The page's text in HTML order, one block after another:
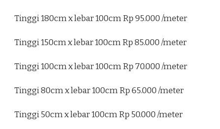
Tinggi 180cm x lebar 100cm Rp 95.000 /meter
Tinggi 150cm x lebar 100cm Rp 85.000 /meter
Tinggi 100cm x lebar 100cm Rp 70.000 /meter
Tinggi 80cm x lebar 100cm Rp 65.000 /meter
Tinggi 50cm x lebar 100cm Rp 50.000 /meter